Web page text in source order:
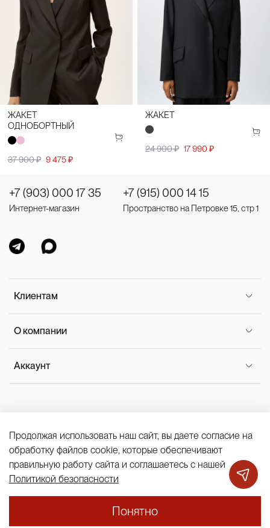
ЖАКЕТ19 530 ₽ 27 900 ₽
В корзину
ЖАКЕТ
ОДНОБОРТНЫЙ
37 900 ₽ 9 475 ₽
ЖАКЕТ
24 900 ₽ 17 990 ₽
Клиентам
О компании
Аккаунт
+7 (903) 000 17 35
Интернет-магазин
+7 (915) 000 14 15
Пространство на Петровке 15, стр 1
Политика конфиденциальности
Публичная оферта
Cookies
Продолжая использовать наш сайт, вы даете согласие на
обработку файлов cookie, которые обеспечивают
правильную работу сайта и соглашаетесь с нашей
Политикой безопасности
Понятно